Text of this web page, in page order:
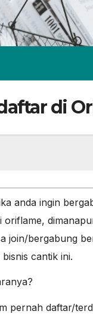
di
anda ingin
oriflame,
join/bergabung
cantik ini.
pernah daftar/